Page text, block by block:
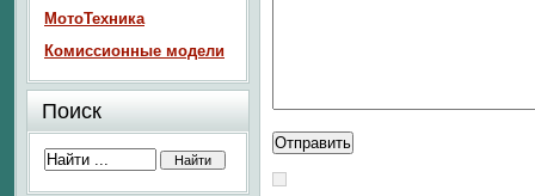
МотоТехника
Комиссионные модели
Поиск